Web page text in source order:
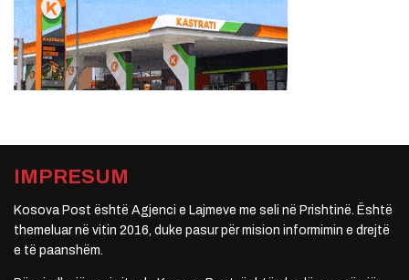
IMPRESUM
Kosova Post është Agjenci e Lajmeve me seli në Prishtinë. Është
themeluar në vitin 2016, duke pasur për mision informimin e drejtë
e të paanshëm.